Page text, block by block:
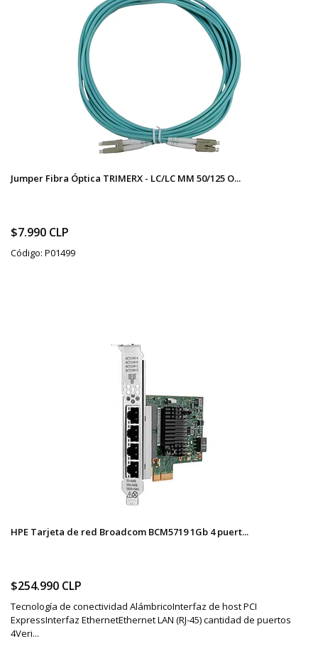
Jumper Fibra Óptica TRIMERX - LC/LC MM 50/125 O...
$7.990 CLP
Código: P01499
HPE Tarjeta de red Broadcom BCM5719 1Gb 4 puert...
$254.990 CLP
Tecnología de conectividad AlámbricoInterfaz de host PCI
ExpressInterfaz EthernetEthernet LAN (RJ-45) cantidad de puertos
4Veri...